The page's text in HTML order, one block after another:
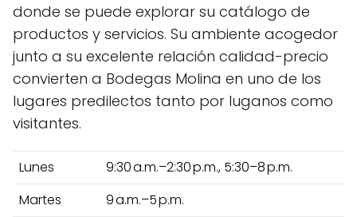
donde se puede explorar su catálogo de
productos y servicios. Su ambiente acogedor
junto a su excelente relación calidad-precio
convierten a Bodegas Molina en uno de los
lugares predilectos tanto por luganos como
visitantes.
Lunes
9:30 a.m.–2:30 p.m., 5:30–8 p.m.
Martes
9 a.m.–5 p.m.